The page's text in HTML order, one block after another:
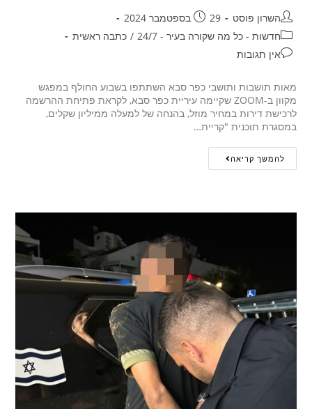
השרון פוסט
29 בספטמבר 2024
חדשות - כל מה שקורה בעיר - 24/7
/ כתבה ראשית
אין תגובות
מאות תושבות ותושבי כפר סבא השתתפו בשבוע החולף במפגש
מקוון ב-ZOOM שקיימה עיריית כפר סבא, לקראת פתיחת ההרשמה
לרכישת דירות במחיר מוזל, בהנחה של למעלה ממיליון שקלים,
במסגרת תוכנית "קריית…
להמשך קריאה